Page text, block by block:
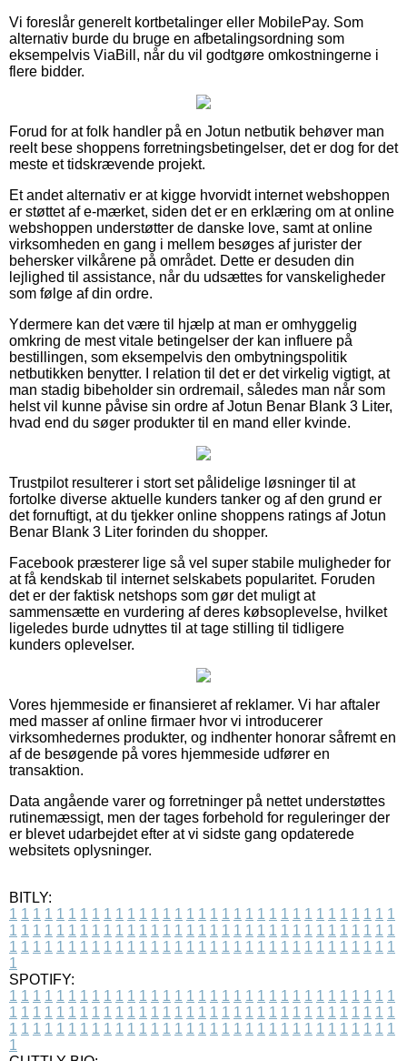
Vi foreslår generelt kortbetalinger eller MobilePay. Som
alternativ burde du bruge en afbetalingsordning som
eksempelvis ViaBill, når du vil godtgøre omkostningerne i
flere bidder.
Forud for at folk handler på en Jotun netbutik behøver man
reelt bese shoppens forretningsbetingelser, det er dog for det
meste et tidskrævende projekt.
Et andet alternativ er at kigge hvorvidt internet webshoppen
er støttet af e-mærket, siden det er en erklæring om at online
webshoppen understøtter de danske love, samt at online
virksomheden en gang i mellem besøges af jurister der
behersker vilkårene på området. Dette er desuden din
lejlighed til assistance, når du udsættes for vanskeligheder
som følge af din ordre.
Ydermere kan det være til hjælp at man er omhyggelig
omkring de mest vitale betingelser der kan influere på
bestillingen, som eksempelvis den ombytningspolitik
netbutikken benytter. I relation til det er det virkelig vigtigt, at
man stadig bibeholder sin ordremail, således man når som
helst vil kunne påvise sin ordre af Jotun Benar Blank 3 Liter,
hvad end du søger produkter til en mand eller kvinde.
Trustpilot resulterer i stort set pålidelige løsninger til at
fortolke diverse aktuelle kunders tanker og af den grund er
det fornuftigt, at du tjekker online shoppens ratings af Jotun
Benar Blank 3 Liter forinden du shopper.
Facebook præsterer lige så vel super stabile muligheder for
at få kendskab til internet selskabets popularitet. Foruden
det er der faktisk netshops som gør det muligt at
sammensætte en vurdering af deres købsoplevelse, hvilket
ligeledes burde udnyttes til at tage stilling til tidligere
kunders oplevelser.
Vores hjemmeside er finansieret af reklamer. Vi har aftaler
med masser af online firmaer hvor vi introducerer
virksomhedernes produkter, og indhenter honorar såfremt en
af de besøgende på vores hjemmeside udfører en
transaktion.
Data angående varer og forretninger på nettet understøttes
rutinemæssigt, men der tages forbehold for reguleringer der
er blevet udarbejdet efter at vi sidste gang opdaterede
websitets oplysninger.
BITLY:
1 1 1 1 1 1 1 1 1 1 1 1 1 1 1 1 1 1 1 1 1 1 1 1 1 1 1 1 1 1 1 1 1
1 1 1 1 1 1 1 1 1 1 1 1 1 1 1 1 1 1 1 1 1 1 1 1 1 1 1 1 1 1 1 1 1
1 1 1 1 1 1 1 1 1 1 1 1 1 1 1 1 1 1 1 1 1 1 1 1 1 1 1 1 1 1 1 1 1
1
SPOTIFY:
1 1 1 1 1 1 1 1 1 1 1 1 1 1 1 1 1 1 1 1 1 1 1 1 1 1 1 1 1 1 1 1 1
1 1 1 1 1 1 1 1 1 1 1 1 1 1 1 1 1 1 1 1 1 1 1 1 1 1 1 1 1 1 1 1 1
1 1 1 1 1 1 1 1 1 1 1 1 1 1 1 1 1 1 1 1 1 1 1 1 1 1 1 1 1 1 1 1 1
1